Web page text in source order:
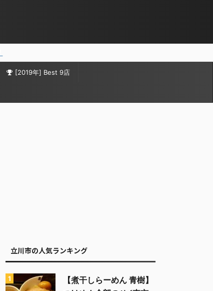
[2019年] Best 9店
立川市の人気ランキング
【煮干しらーめん 青樹】